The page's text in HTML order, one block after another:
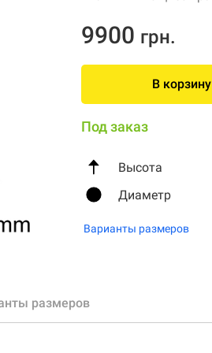
9900 грн.
В корзину
Под заказ
Высота
Диаметр
Варианты размеров
размеров